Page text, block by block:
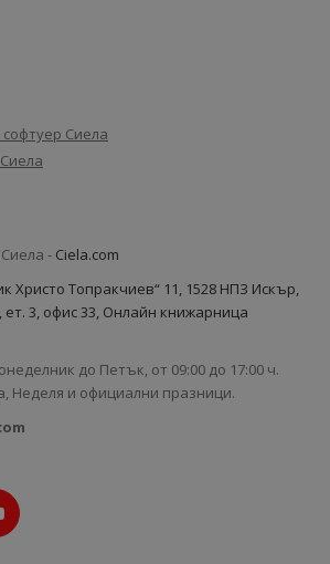
Сиела
- Ciela.com
Христо Топракчиев“ 11, 1528 НПЗ Искър,
3, офис 33, Онлайн книжарница
до Петък, от 09:00 до 17:00 ч.
Неделя и официални празници.